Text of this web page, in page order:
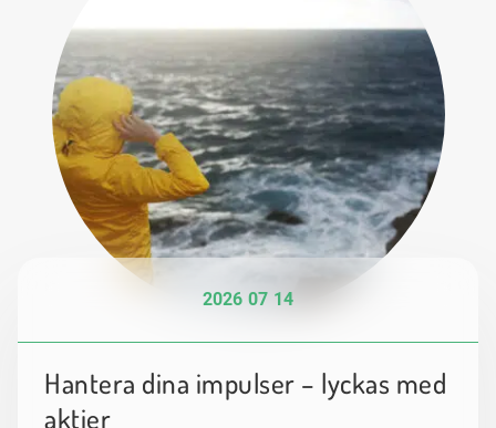
2026 07 14
Hantera dina impulser – lyckas med
aktier